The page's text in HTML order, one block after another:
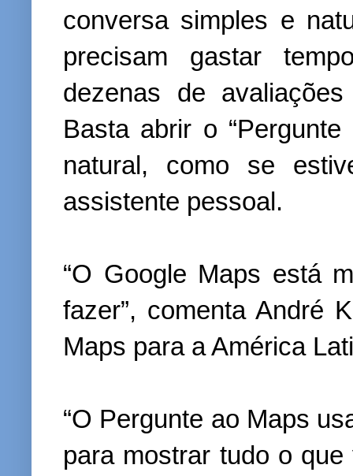
conversa simples e
precisam gastar
dezenas de
Basta abrir o
natural, como se
assistente pessoal.
“O Google Maps está
fazer”, comenta André
Maps para a América
“O Pergunte ao Maps
para mostrar tudo o